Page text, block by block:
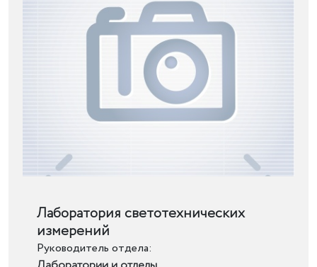
Подробнее
Лаборатория светотехнических
измерений
Руководитель отдела: